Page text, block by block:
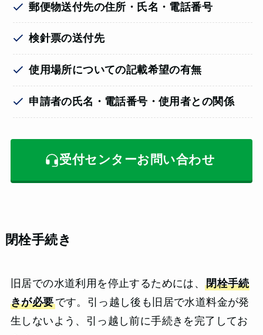
郵便物送付先の住所・氏名・電話番号
検針票の送付先
使用場所についての記載希望の有無
申請者の氏名・電話番号・使用者との関係
受付センターお問い合わせ
閉栓手続き
旧居での水道利用を停止するためには、閉栓手続
きが必要です。引っ越し後も旧居で水道料金が発
生しないよう、引っ越し前に手続きを完了してお